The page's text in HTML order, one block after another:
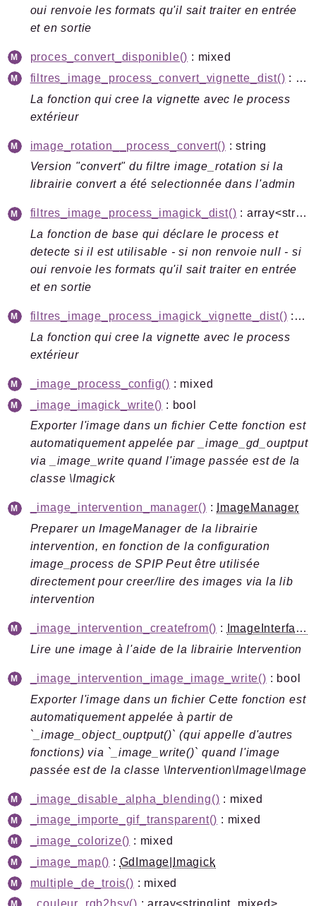
oui renvoie les formats qu'il sait traiter en entrée
et en sortie
proces_convert_disponible() : mixed
filtres_image_process_convert_vignette_dist()
: string|null
La fonction qui cree la vignette avec le process
extérieur
image_rotation__process_convert() : string
Version "convert" du filtre image_rotation si la
librairie convert a été selectionnée dans l'admin
filtres_image_process_imagick_dist()
: array<string|int, string>
La fonction de base qui déclare le process et
detecte si il est utilisable - si non renvoie null - si
oui renvoie les formats qu'il sait traiter en entrée
et en sortie
filtres_image_process_imagick_vignette_dist()
: string|null
La fonction qui cree la vignette avec le process
extérieur
_image_process_config() : mixed
_image_imagick_write() : bool
Exporter l'image dans un fichier Cette fonction est
automatiquement appelée par _image_gd_ouptput
via _image_write quand l'image passée est de la
classe \Imagick
_image_intervention_manager() :
ImageManager
Preparer un ImageManager de la librairie
intervention, en fonction de la configuration
image_process de SPIP Peut être utilisée
directement pour creer/lire des images via la lib
intervention
_image_intervention_createfrom() : ImageInterface
Lire une image à l'aide de la librairie Intervention
_image_intervention_image_image_write() : bool
Exporter l'image dans un fichier Cette fonction est
automatiquement appelée à partir de
`_image_object_ouptput()` (qui appelle d'autres
fonctions) via `_image_write()` quand l'image
passée est de la classe \Intervention\Image\Image
_image_disable_alpha_blending() : mixed
_image_importe_gif_transparent() : mixed
_image_colorize() : mixed
_image_map() : GdImage
Imagick
multiple_de_trois() : mixed